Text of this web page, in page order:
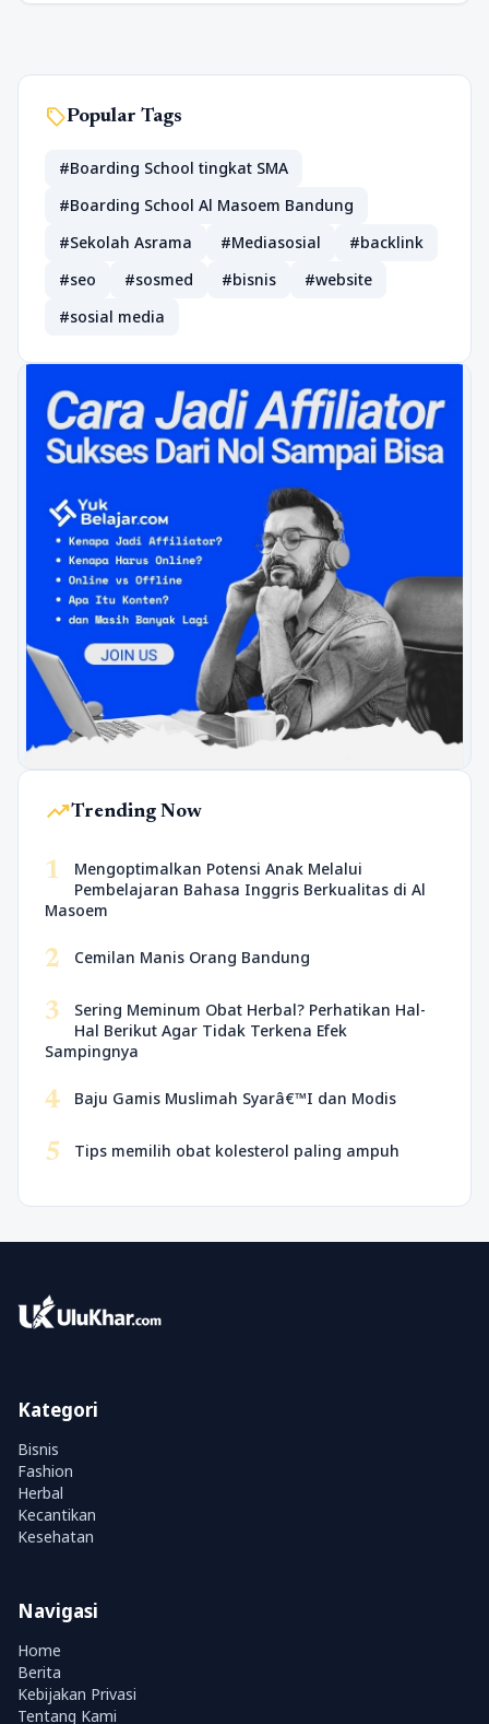
sellPopular Tags
#Boarding School tingkat SMA
#Boarding School Al Masoem Bandung
#Sekolah Asrama
#Mediasosial
#backlink
#seo
#sosmed #bisnis
#website
#sosial media
trending_upTrending Now
1
Mengoptimalkan Potensi Anak Melalui
Pembelajaran Bahasa Inggris Berkualitas di Al
Masoem
2 Cemilan Manis Orang Bandung
3
Sering Meminum Obat Herbal? Perhatikan Hal-
Hal Berikut Agar Tidak Terkena Efek
Sampingnya
4 Baju Gamis Muslimah Syarâ€™I dan Modis
5 Tips memilih obat kolesterol paling ampuh
Kategori
Bisnis
Fashion
Herbal
Kecantikan
Kesehatan
Navigasi
Home
Berita
Kebijakan Privasi
Tentang Kami